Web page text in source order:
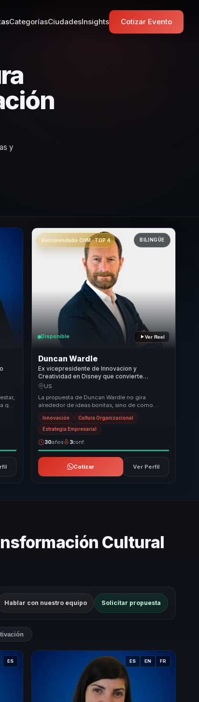
CategoríasCiudadesInsights Cotizar Evento
y
que
Recomendado CHM · TOP 4 BILINGÜE
Disponible Ver Reel
Duncan Wardle
Ex vicepresidente de Innovacion y
Creatividad en Disney que convierte
creatividad e innovacion en cultura aplicable
US
La propuesta de Duncan Wardle no gira
alrededor de ideas bonitas, sino de como
construir culturas capaces de innovar de forma
sostenida. ...
Innovación Cultura Organizacional
Estrategia Empresarial
30años 3conf.
Cotizar Ver Perfil
Cultural
Hablar con nuestro equipo Solicitar propuesta
ES ES EN FR